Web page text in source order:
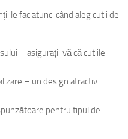
le fac atunci când aleg cutii de
– asigurați-vă că cutiile
– un design atractiv
pentru tipul de